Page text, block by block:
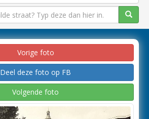
Vorige foto
Deel deze foto op FB
Volgende foto